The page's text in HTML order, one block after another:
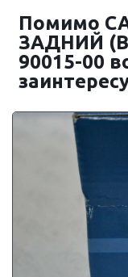
Помимо
ЗАДНИЙ (В
90015-00